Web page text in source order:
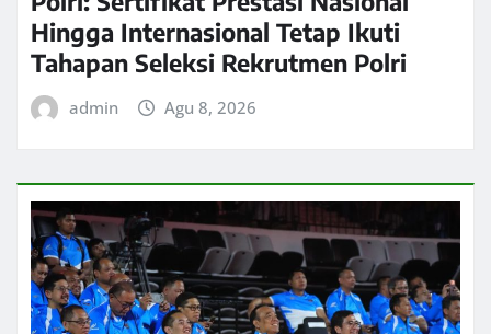
Hingga Internasional Tetap Ikuti
Tahapan Seleksi Rekrutmen Polri
admin Agu 8, 2026